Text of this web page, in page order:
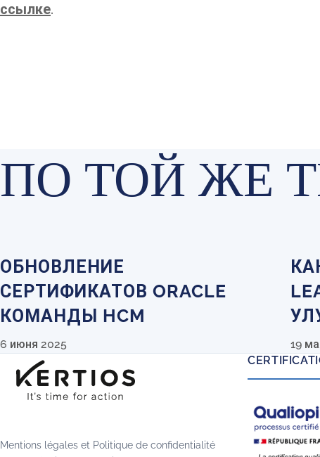
ссылке.
ПО ТОЙ ЖЕ
ОБНОВЛЕНИЕ
СЕРТИФИКАТОВ ORACLE
КОМАНДЫ HCM
6 июня 2025 19
Mentions légales et Politique de confidentialité